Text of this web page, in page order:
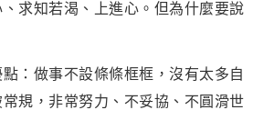
求知若渴、上進心。但為什麼要說
：做事不設條條框框，沒有太多自
規，非常努力、不妥協、不圓滑世